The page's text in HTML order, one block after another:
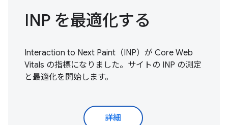
INP を最適化する
Interaction to Next Paint（INP）が Core Web
Vitals の指標になりました。サイトの INP の測定
と最適化を開始します。
詳細